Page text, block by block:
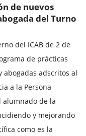
de nuevos
del Turno
del ICAB de 2 de
de prácticas
adscritos al
a la Persona
alumnado de la
y mejorando
como es la